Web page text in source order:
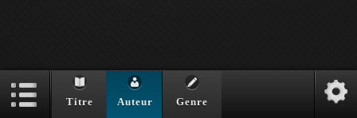
Titre Auteur Genre